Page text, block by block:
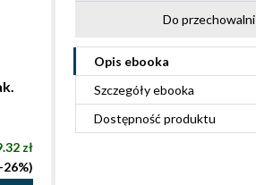
Do przechowalni
Opis ebooka
Szczegółyebooka
Dostępność produktu
zł
26%)